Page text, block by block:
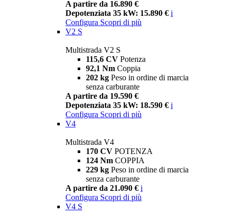
A partire da 16.890 €
Depotenziata 35 kW: 15.890 € i
Configura Scopri di più
V2 S
Multistrada V2 S
115,6 CV Potenza
92,1 Nm Coppia
202 kg Peso in ordine di marcia
senza carburante
A partire da 19.590 €
Depotenziata 35 kW: 18.590 € i
Configura Scopri di più
V4
Multistrada V4
170 CV POTENZA
124 Nm COPPIA
229 kg Peso in ordine di marcia
senza carburante
A partire da 21.090 € i
Configura Scopri di più
V4 S